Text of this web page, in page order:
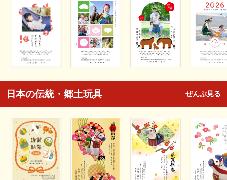
日本の伝統・郷土玩具 ぜんぶ見る